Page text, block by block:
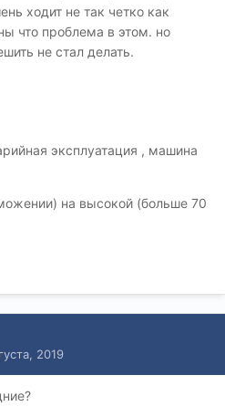
ходит не так четко как
что проблема в этом. но
не стал делать.
эксплуатация , машина
на высокой (больше 70
2019